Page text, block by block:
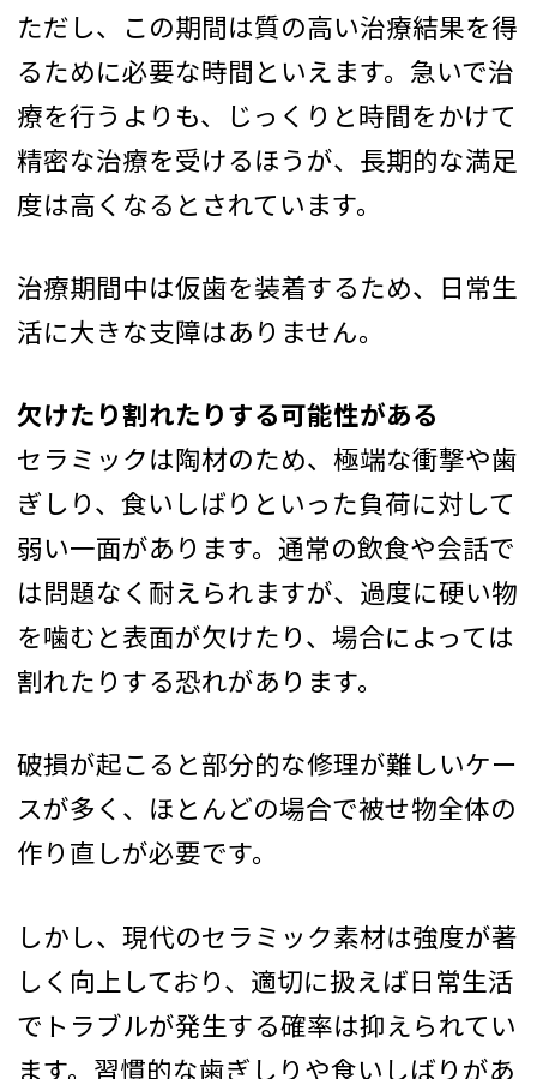
ただし、この期間は質の高い治療結果を得
るために必要な時間といえます。急いで治
療を行うよりも、じっくりと時間をかけて
精密な治療を受けるほうが、長期的な満足
度は高くなるとされています。
治療期間中は仮歯を装着するため、日常生
活に大きな支障はありません。
欠けたり割れたりする可能性がある
セラミックは陶材のため、極端な衝撃や歯
ぎしり、食いしばりといった負荷に対して
弱い一面があります。通常の飲食や会話で
は問題なく耐えられますが、過度に硬い物
を噛むと表面が欠けたり、場合によっては
割れたりする恐れがあります。
破損が起こると部分的な修理が難しいケー
スが多く、ほとんどの場合で被せ物全体の
作り直しが必要です。
しかし、現代のセラミック素材は強度が著
しく向上しており、適切に扱えば日常生活
でトラブルが発生する確率は抑えられてい
ます。習慣的な歯ぎしりや食いしばりがあ